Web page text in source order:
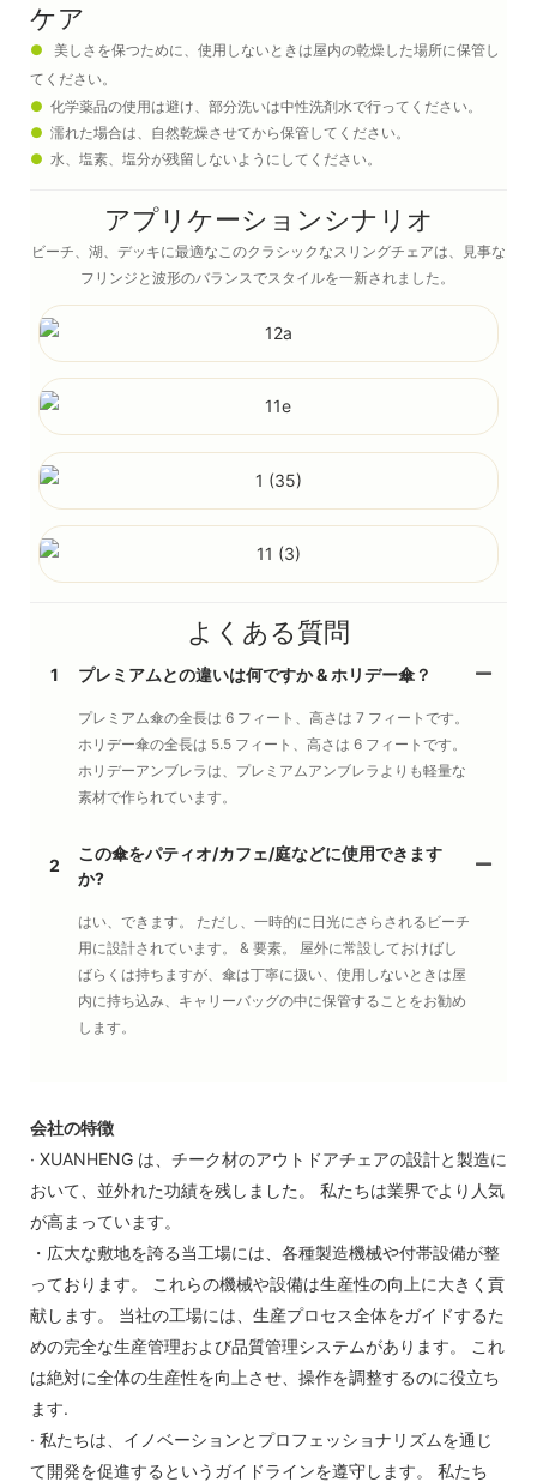
ケア
●
美しさを保つために、使用しないときは屋内の乾燥した場所に保管し
てください。
● 化学薬品の使用は避け、部分洗いは中性洗剤水で行ってください。
● 濡れた場合は、自然乾燥させてから保管してください。
● 水、塩素、塩分が残留しないようにしてください。
アプリケーションシナリオ
ビーチ、湖、デッキに最適なこのクラシックなスリングチェアは、見事な
フリンジと波形のバランスでスタイルを一新されました。
よくある質問
1 プレミアムとの違いは何ですか & ホリデー傘？
プレミアム傘の全長は 6 フィート、高さは 7 フィートです。
ホリデー傘の全長は 5.5 フィート、高さは 6 フィートです。
ホリデーアンブレラは、プレミアムアンブレラよりも軽量な
素材で作られています。
2
この傘をパティオ/カフェ/庭などに使用できます
か?
はい、できます。 ただし、一時的に日光にさらされるビーチ
用に設計されています。 & 要素。 屋外に常設しておけばし
ばらくは持ちますが、傘は丁寧に扱い、使用しないときは屋
内に持ち込み、キャリーバッグの中に保管することをお勧め
します。
会社の特徴
· XUANHENG は、チーク材のアウトドアチェアの設計と製造に
おいて、並外れた功績を残しました。 私たちは業界でより人気
が高まっています。
・広大な敷地を誇る当工場には、各種製造機械や付帯設備が整
っております。 これらの機械や設備は生産性の向上に大きく貢
献します。 当社の工場には、生産プロセス全体をガイドするた
めの完全な生産管理および品質管理システムがあります。 これ
は絶対に全体の生産性を向上させ、操作を調整するのに役立ち
ます.
· 私たちは、イノベーションとプロフェッショナリズムを通じ
て開発を促進するというガイドラインを遵守します。 私たち